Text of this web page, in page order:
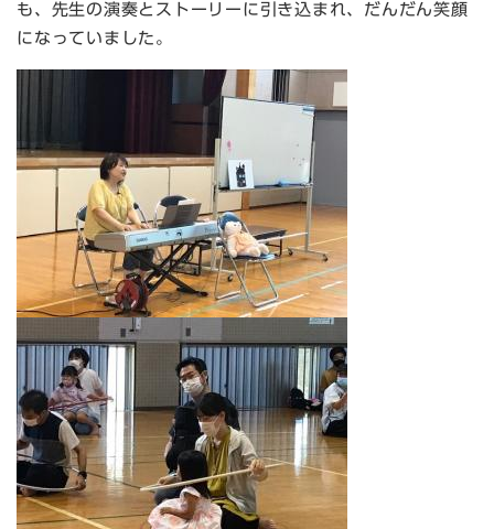
も、先生の演奏とストーリーに引き込まれ、だんだん笑顔
になっていました。